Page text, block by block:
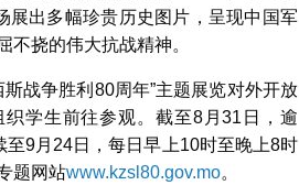
展出多幅珍贵历史图片，呈现中国军
挠的伟大抗战精神。
战争胜利80周年”主题展览对外开放
学生前往参观。截至8月31日，逾
9月24日，每日早上10时至晚上8时
题网站www.kzsl80.gov.mo。